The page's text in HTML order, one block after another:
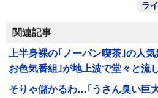
ラ
関連記事
上半身裸の｢ノーパン喫茶｣の人
お色気番組｣が地上波で堂々と流
そりゃ儲かるわ…｢うさん臭い巨